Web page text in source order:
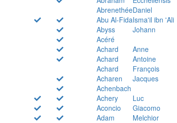
AbrenethéeDaniel
Abu Al-FidaIsma'il ibn 'Ali
Abyss
Johann
Acéré
Achard
Anne
Achard
Antoine
Achard
François
Acharen
Jacques
Achenbach
Achery
Luc
Aconcio
Giacomo
Adam
Melchior